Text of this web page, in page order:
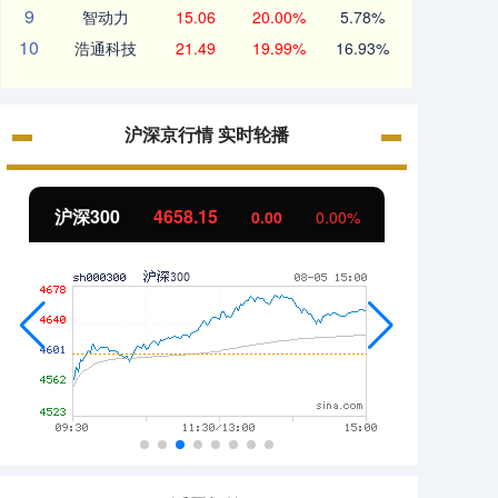
9 智动力 15.06 20.00% 5.78%
10 浩通科技 21.49 19.99% 16.93%
沪深京行情 实时轮播
沪深300 4658.15 0.00 0.00%